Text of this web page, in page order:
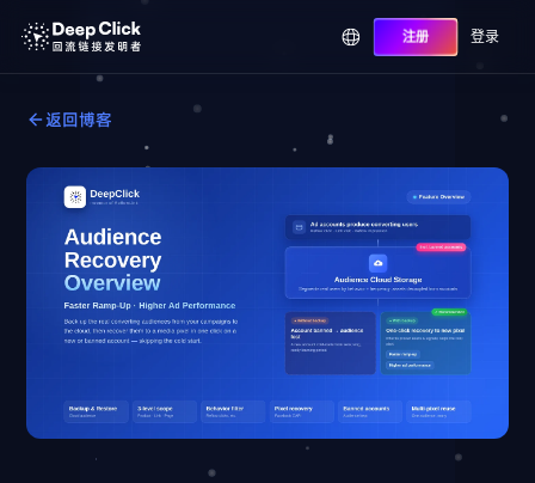
注册 登录
返回博客